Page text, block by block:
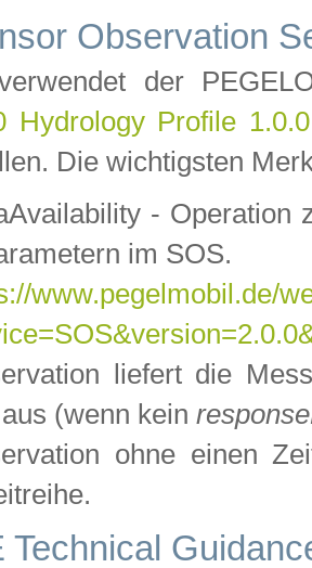
Observation
der
Hydrology Profile
Die wichtigsten
- Operation
im SOS.
www.pegelmobil.de/
liefert die
(wenn kein
ohne einen
Technical